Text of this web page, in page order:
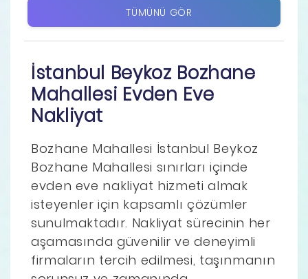
TÜMÜNÜ GÖR
İstanbul Beykoz Bozhane
Mahallesi Evden Eve
Nakliyat
Bozhane Mahallesi İstanbul Beykoz
Bozhane Mahallesi sınırları içinde
evden eve nakliyat hizmeti almak
isteyenler için kapsamlı çözümler
sunulmaktadır. Nakliyat sürecinin her
aşamasında güvenilir ve deneyimli
firmaların tercih edilmesi, taşınmanın